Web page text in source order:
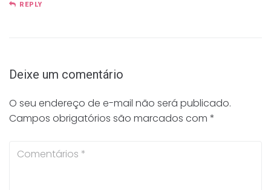
REPLY
Deixe um comentário
O seu endereço de e-mail não será publicado.
Campos obrigatórios são marcados com *